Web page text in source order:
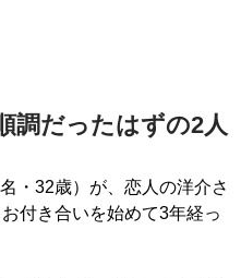
調だったはずの2人
・32歳）が、恋人の洋介さ
付き合いを始めて3年経っ